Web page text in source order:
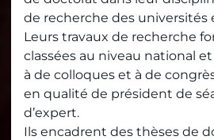
de recherche des universités
Leurs travaux de recherche
classées au niveau national
à de colloques et à de
en qualité de président de
d’expert.
Ils encadrent des thèses de